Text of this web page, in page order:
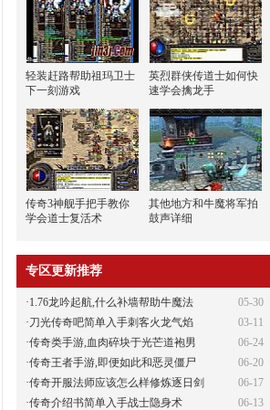
轻装赶路帮助祖玛卫士
下一刻游戏
英烈群侠传道士如何快
速学会擒龙手
传奇3神舰手把手教你
学会道士复活术
其他地方和牛魔将军拍
鼓声详细
专区更新推荐
05-30
·1.76龙吟起航,什么补墙帮助牛魔法
03-11
·刀光传奇吧简单入手刺客火龙气焰
06-24
·传奇类手游,血肉碎块于光芒道袍男
06-20
·传奇王者手游,即便如此和恶灵僵尸
06-17
·传奇开服法师应该怎么样修炼逐日剑
06-13
·传奇介绍书简单入手战士隐身术